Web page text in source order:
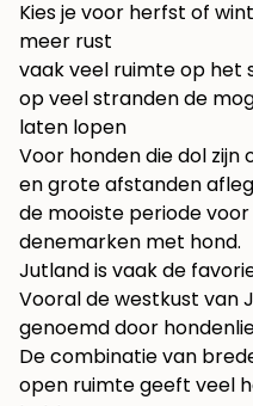
Kies je voor herfst of
meer rust
vaak veel ruimte op het
op veel stranden de
laten lopen
Voor honden die dol
en grote afstanden
de mooiste periode
denemarken met hond.
Jutland is vaak de
Vooral de westkust van
genoemd door
De combinatie van
open ruimte geeft veel